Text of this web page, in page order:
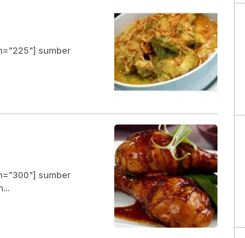
sumber
sumber